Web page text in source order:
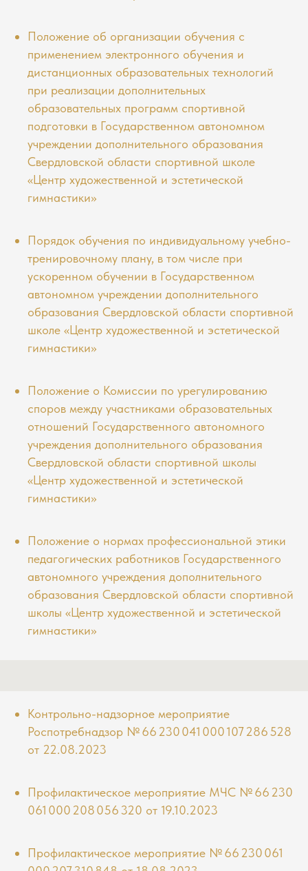
Положение об организации обучения с
применением электронного обучения и
дистанционных образовательных технологий
при реализации дополнительных
образовательных программ спортивной
подготовки в Государственном автономном
учреждении дополнительного образования
Свердловской области спортивной школе
«Центр художественной и эстетической
гимнастики»
Порядок обучения по индивидуальному учебно-
тренировочному плану, в том числе при
ускоренном обучении в Государственном
автономном учреждении дополнительного
образования Свердловской области спортивной
школе «Центр художественной и эстетической
гимнастики»
Положение о Комиссии по урегулированию
споров между участниками образовательных
отношений Государственного автономного
учреждения дополнительного образования
Свердловской области спортивной школы
«Центр художественной и эстетической
гимнастики»
Положение о нормах профессиональной этики
педагогических работников Государственного
автономного учреждения дополнительного
образования Свердловской области спортивной
школы «Центр художественной и эстетической
гимнастики»
Контрольно-надзорное мероприятие
Роспотребнадзор № 66 230 041 000 107 286 528
от 22.08.2023
Профилактическое мероприятие МЧС № 66 230
061 000 208 056 320 от 19.10.2023
Профилактическое мероприятие № 66 230 061